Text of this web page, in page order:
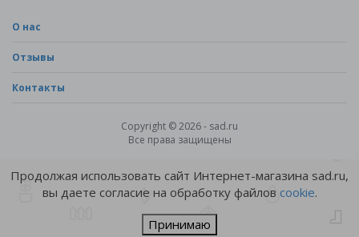
О нас
Отзывы
Контакты
Copyright © 2026 - sad.ru
Все права защищены
Продолжая использовать сайт Интернет-магазина sad.ru,
вы даете согласие на обработку файлов cookie.
Принимаю